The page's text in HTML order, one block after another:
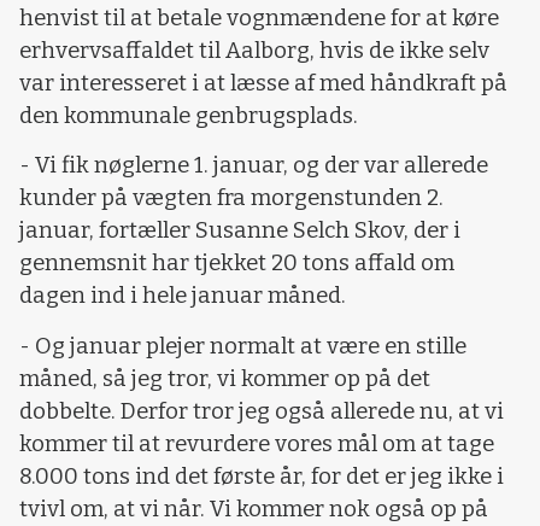
henvist til at betale vognmændene for at køre
erhvervsaffaldet til Aalborg, hvis de ikke selv
var interesseret i at læsse af med håndkraft på
den kommunale genbrugsplads.
- Vi fik nøglerne 1. januar, og der var allerede
kunder på vægten fra morgenstunden 2.
januar, fortæller Susanne Selch Skov, der i
gennemsnit har tjekket 20 tons affald om
dagen ind i hele januar måned.
- Og januar plejer normalt at være en stille
måned, så jeg tror, vi kommer op på det
dobbelte. Derfor tror jeg også allerede nu, at vi
kommer til at revurdere vores mål om at tage
8.000 tons ind det første år, for det er jeg ikke i
tvivl om, at vi når. Vi kommer nok også op på